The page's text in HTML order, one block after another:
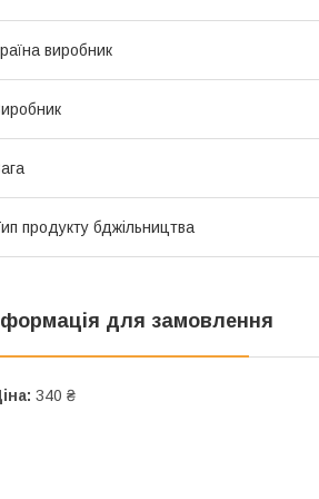
виробник
продукту бджільництва
для замовлення
340 ₴